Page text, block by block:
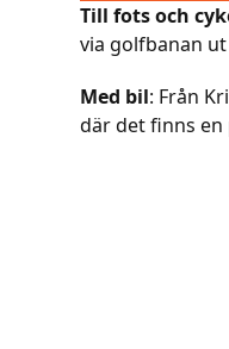
Till fots och
via golfbanan
Med bil: Från
där det finns